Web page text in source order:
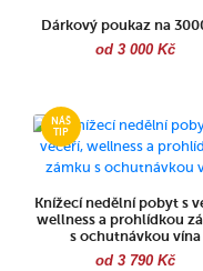
Dárkový poukaz na
od 3 000 Kč
Knížecí nedělní pobyt s
wellness a prohlídkou
s ochutnávkou vína
od 3 790 Kč